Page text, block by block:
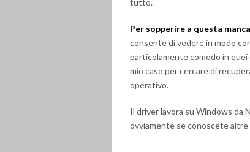
tutto.
Per sopperire a questa
consente di vedere in modo
particolamente comodo in quei
mio caso per cercare di
operativo.
Il driver lavora su Windows da
ovviamente se conoscete